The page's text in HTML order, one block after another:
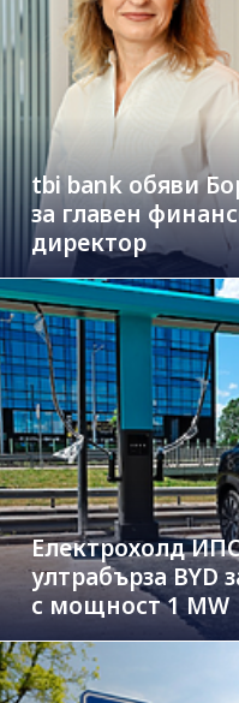
tbi bank обяви
за главен
директор
Електрохолд
ултрабърза BYD
с мощност 1 MW